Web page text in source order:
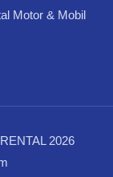
Motor & Mobil
2026